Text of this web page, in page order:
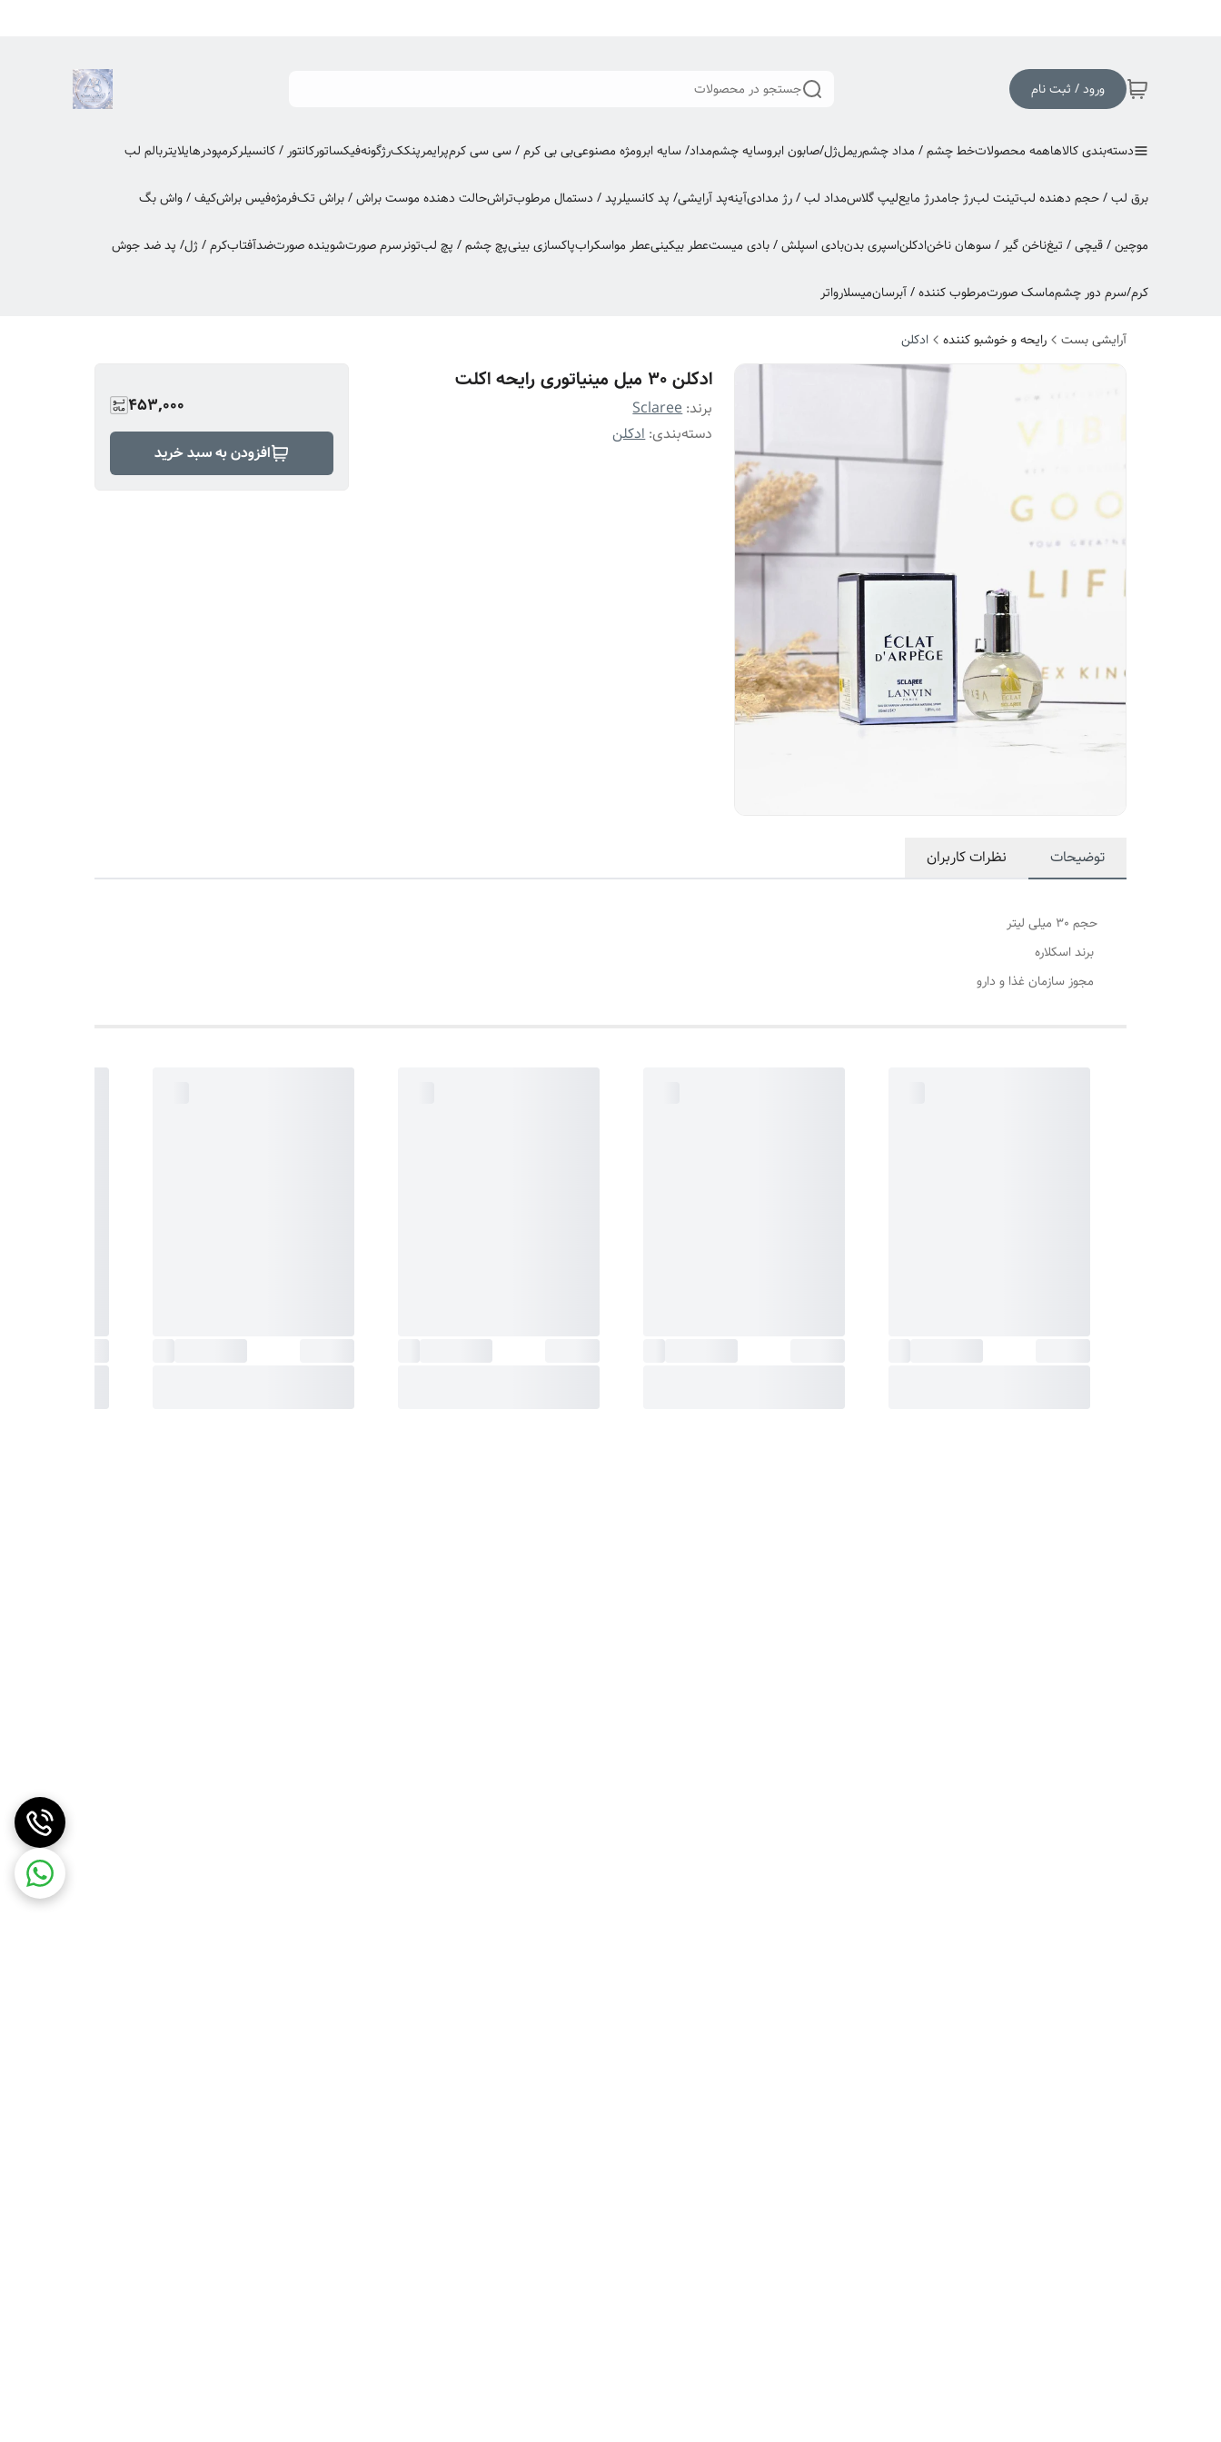
ورود / ثبت نام جستجو در محصولات
دسته‌بندی کالاهاهمه محصولاتخط چشم / مداد چشمریملژل/صابون ابروسایه چشممداد/ سایه ابرومژه مصنوعیبی بی کرم / سی سی کرمپرایمرپنککرژگونهفیکساتورکانتور / کانسیلرکرمپودرهایلایتربالم لب
برق لب / حجم دهنده لبتینت لبرژ جامدرژ مایعلیپ گلاسمداد لب / رژ مدادیآینهپد آرایشی/ پد کانسیلرپد / دستمال مرطوبتراشحالت دهنده موست براش / براش تکفرمژهفیس براشکیف / واش بگ
موچین / قیچی / تیغناخن گیر / سوهان ناخنادکلناسپری بدنبادی اسپلش / بادی میستعطر بیکینیعطر مواسکرابپاکسازی بینیپچ چشم / پچ لبتونرسرم صورتشوینده صورتضدآفتابکرم / ژل/ پد ضد جوش
کرم/سرم دور چشمماسک صورتمرطوب کننده / آبرسانمیسلارواتر
آرایشی بست رایحه و خوشبو کننده ادکلن
ادکلن 30 میل مینیاتوری رایحه اکلت
برند:Sclaree
دسته‌بندی:ادکلن
453,000
افزودن به سبد خرید
توضیحات نظرات کاربران
حجم 30 میلی لیتر
برند اسکلاره
مجوز سازمان غذا و دارو